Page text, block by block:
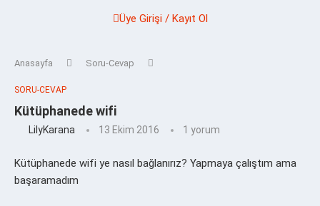
Üye Girişi / Kayıt Ol
Anasayfa Soru-Cevap
SORU-CEVAP
Kütüphanede wifi
LilyKarana 13 Ekim 2016 1 yorum
Kütüphanede wifi ye nasıl bağlanırız? Yapmaya çalıştım ama
başaramadım